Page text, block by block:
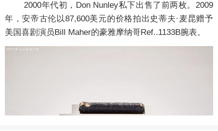
2000年代初，Don Nunley私下出售了前两枚。2009
年，安帝古伦以87,600美元的价格拍出史蒂夫·麦昆赠予
美国喜剧演员Bill Maher的豪雅摩纳哥Ref..1133B腕表。